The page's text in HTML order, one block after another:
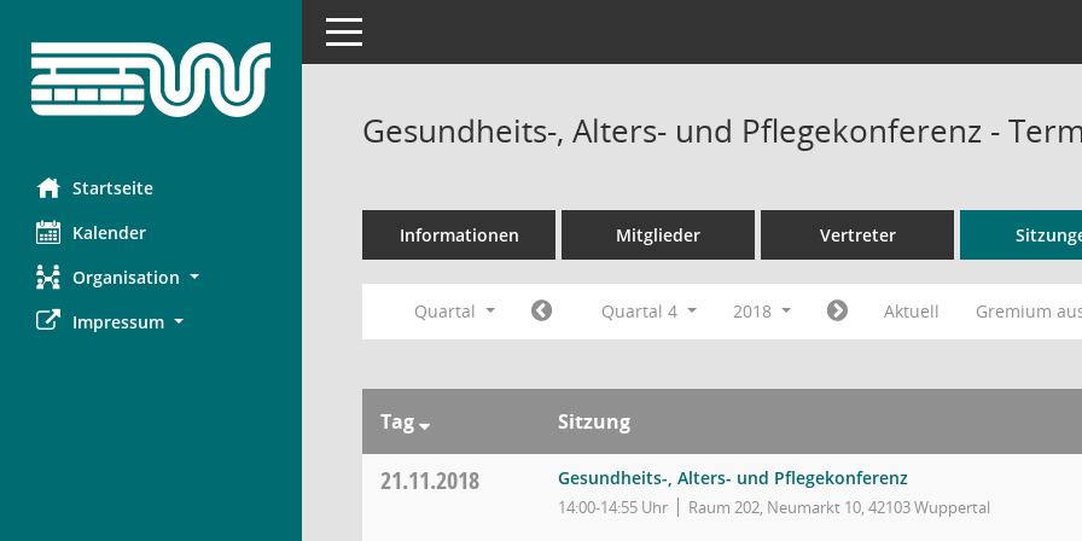
Startseite
Kalender
Organisation
Impressum
Toggle navigation
Gesundheits-, Alters- und Pflegekonferenz -
Informationen Mitglieder Vertreter
Quartal Quartal 4 2018 Aktuell Gremium
Tag Sitzung
21.11.2018 Gesundheits-, Alters- und Pflegekonferenz
14:00-14:55 Uhr Raum 202, Neumarkt 10, 42103 Wuppertal